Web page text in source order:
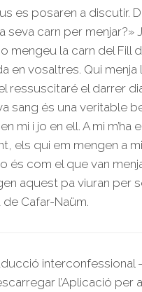
es posaren a discutir.
seva carn per menjar?»
mengeu la carn del Fill
en vosaltres. Qui menja
ressuscitaré el darrer
sang és una veritable
mi i jo en ell. A mi m’ha
els qui em mengen a
és com el que van
aquest pa viuran per
Cafar-Naüm.
interconfessional
l’Aplicació